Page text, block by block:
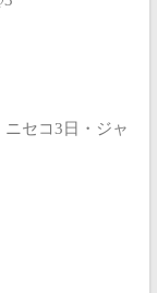
ニセコ3日・ジャ